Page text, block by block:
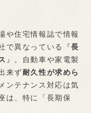
や住宅情報誌で情報
で異なっている『長
』。自動車や家電製
来ず耐久性が求めら
ンテナンス対応は気
は、特に「長期保